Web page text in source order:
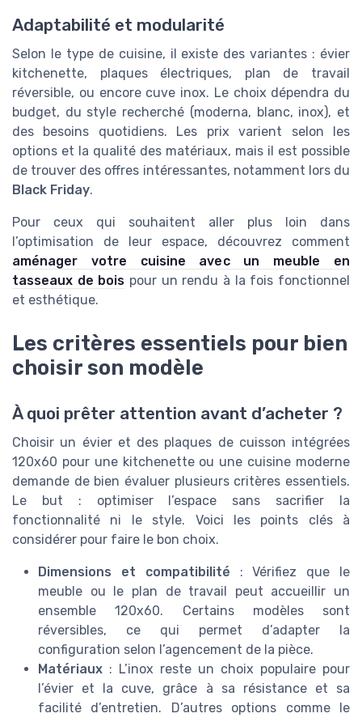
Adaptabilité et modularité
Selon le type de cuisine, il existe des variantes : évier
kitchenette, plaques électriques, plan de travail
réversible, ou encore cuve inox. Le choix dépendra du
budget, du style recherché (moderna, blanc, inox), et
des besoins quotidiens. Les prix varient selon les
options et la qualité des matériaux, mais il est possible
de trouver des offres intéressantes, notamment lors du
Black Friday.
Pour ceux qui souhaitent aller plus loin dans
l’optimisation de leur espace, découvrez comment
aménager votre cuisine avec un meuble en
tasseaux de bois pour un rendu à la fois fonctionnel
et esthétique.
Les critères essentiels pour bien
choisir son modèle
À quoi prêter attention avant d’acheter ?
Choisir un évier et des plaques de cuisson intégrées
120x60 pour une kitchenette ou une cuisine moderne
demande de bien évaluer plusieurs critères essentiels.
Le but : optimiser l’espace sans sacrifier la
fonctionnalité ni le style. Voici les points clés à
considérer pour faire le bon choix.
Dimensions et compatibilité : Vérifiez que le
meuble ou le plan de travail peut accueillir un
ensemble 120x60. Certains modèles sont
réversibles, ce qui permet d’adapter la
configuration selon l’agencement de la pièce.
Matériaux : L’inox reste un choix populaire pour
l’évier et la cuve, grâce à sa résistance et sa
facilité d’entretien. D’autres options comme le